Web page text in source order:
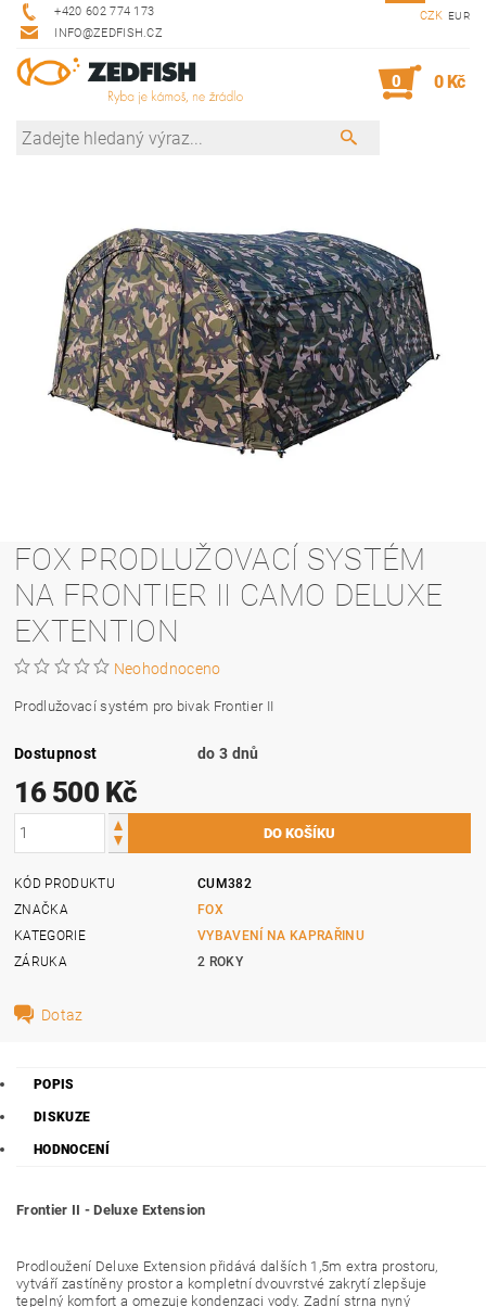
+420 602 774 173
INFO@ZEDFISH.CZ
CZK EUR
0 0 Kč
FOX PRODLUŽOVACÍ SYSTÉM
NA FRONTIER II CAMO DELUXE
EXTENTION
Neohodnoceno
Prodlužovací systém pro bivak Frontier II
Dostupnost do 3 dnů
16 500 Kč
KÓD PRODUKTU
CUM382
ZNAČKA
FOX
KATEGORIE
VYBAVENÍ NA KAPRAŘINU
ZÁRUKA
2 ROKY
Dotaz
POPIS
DISKUZE
HODNOCENÍ
Frontier II - Deluxe Extension
Prodloužení Deluxe Extension přidává dalších 1,5m extra prostoru,
vytváří zastíněny prostor a kompletní dvouvrstvé zakrytí zlepšuje
tepelný komfort a omezuje kondenzaci vody. Zadní strna nyný